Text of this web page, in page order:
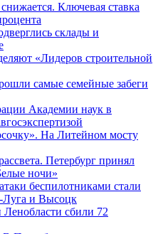
Ключевая ставка
склады и
«Лидеров строительной
самые семейные забеги
Академии наук в
На Литейном мосту
Петербург принял
ночи»
беспилотниками стали
Луга и Высоцк
Ленобласти сбили 72